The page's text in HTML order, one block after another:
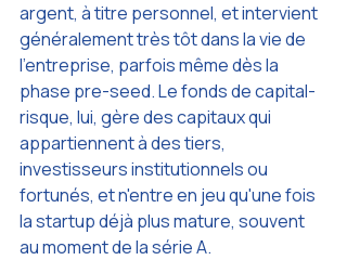
argent, à titre personnel, et intervient
généralement très tôt dans la vie de
l'entreprise, parfois même dès la
phase pre-seed. Le fonds de capital-
risque, lui, gère des capitaux qui
appartiennent à des tiers,
investisseurs institutionnels ou
fortunés, et n'entre en jeu qu'une fois
la startup déjà plus mature, souvent
au moment de la série A.